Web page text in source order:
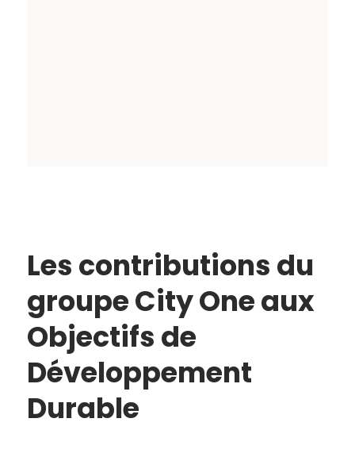
Les contributions du
groupe City One aux
Objectifs de
Développement
Durable